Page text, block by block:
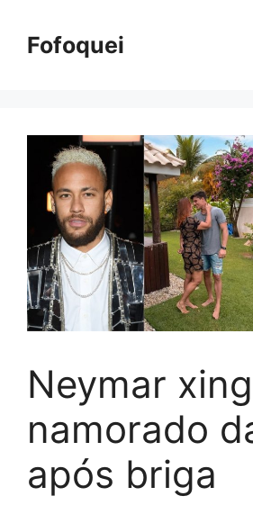
paraFofoquei
Neymar
namorado
após briga